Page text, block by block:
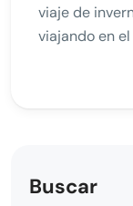
viaje de
viajando en
Buscar